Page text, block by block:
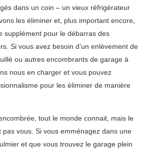
dans un coin – un vieux réfrigérateur
les éliminer et, plus important encore,
supplément pour le débarras des
Si vous avez besoin d’un enlèvement de
ou autres encombrants de garage à
nous en charger et vous pouvez
pour les éliminer de manière
tout le monde connait, mais le
pas vous. Si vous emménagez dans une
et que vous trouvez le garage plein